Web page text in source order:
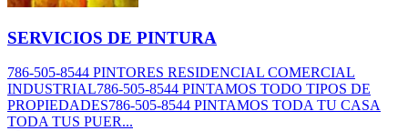
SERVICIOS DE PINTURA
786-505-8544 PINTORES RESIDENCIAL COMERCIAL
INDUSTRIAL786-505-8544 PINTAMOS TODO TIPOS DE
PROPIEDADES786-505-8544 PINTAMOS TODA TU CASA
TODA TUS PUER...